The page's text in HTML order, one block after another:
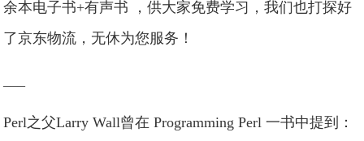
余本电子书+有声书 ，供大家免费学习，我们也打探好
了京东物流，无休为您服务！
Perl之父Larry Wall曾在 Programming Perl 一书中提到：